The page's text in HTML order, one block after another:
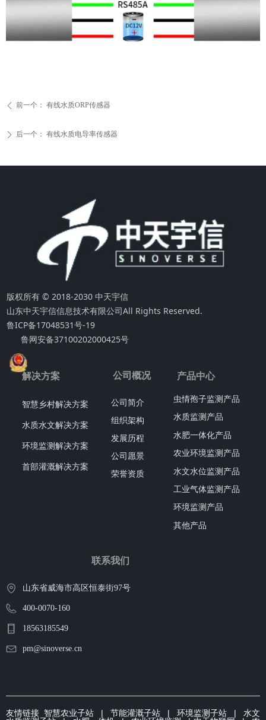
ꄴ 前一个： 有线水质ORP传感器
ꄲ 后一个： 有线水质电导率传感器
联系我们
山东省威海市高区恒泰街97号
400-0070-160
18563185549
pm@sinoverse.cn
版权所有 © 2018-2030 中天宇信
山东中天宇信信息技术有限公司All Rights Reserved.
鲁ICP备17048531号-19
鲁网安备37100202000425号
产品中心
虫情孢子监测产品
水质监测产品
水肥一体化产品
农业环境监测产品
水文水位监测产品
工业气体监测产品
环境监测产品
其他产品
智慧乡村解决方案
水质水文解决方案
环境监测解决方案
首部灌溉解决方案
解决方案
公司简介
组织架构
发展历程
公司愿景
荣誉资质
公司概况
友情链接 智慧农业子站 | 节能灌溉子站 | 环境监测子站 | 水文